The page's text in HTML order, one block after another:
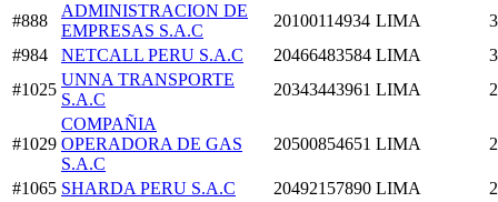
#888
ADMINISTRACION DE
EMPRESAS S.A.C
20100114934 LIMA
#984
NETCALL PERU S.A.C 20466483584 LIMA
#1025
UNNA TRANSPORTE
S.A.C
20343443961 LIMA
#1029
COMPAÑIA
OPERADORA DE GAS
S.A.C
20500854651 LIMA
#1065 SHARDA PERU S.A.C 20492157890 LIMA